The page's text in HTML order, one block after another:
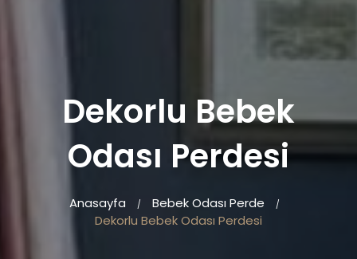
Dekorlu Bebek
Odası Perdesi
Anasayfa / Bebek Odası Perde /
Dekorlu Bebek Odası Perdesi